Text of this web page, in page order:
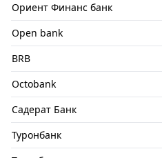
Ориент Финанс банк
Open bank
BRB
Octobank
Садерат Банк
Туронбанк